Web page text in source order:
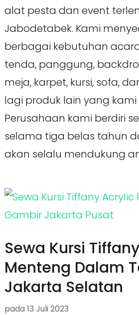
alat pesta dan event
Jabodetabek. Kami
berbagai kebutuhan
tenda, panggung,
meja, karpet, kursi, sofa,
lagi produk lain yang kami
Perusahaan kami berdiri
selama tiga belas tahun
akan selalu mendukung
Sewa Kursi
Menteng Dalam
Jakarta Selatan
pada 13 Juli 2023